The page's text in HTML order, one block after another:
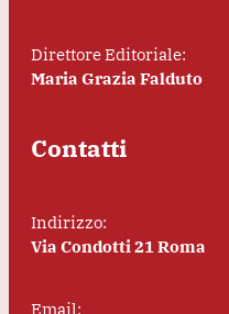
Direttore Editoriale:
Maria Grazia Falduto
Contatti
Indirizzo:
Via Condotti 21 Roma
Email: